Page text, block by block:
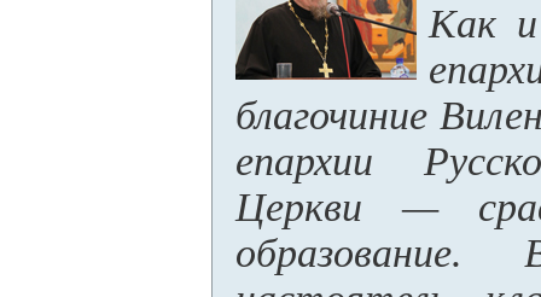
Как и
благочиние
епархии
Церкви —
образование.